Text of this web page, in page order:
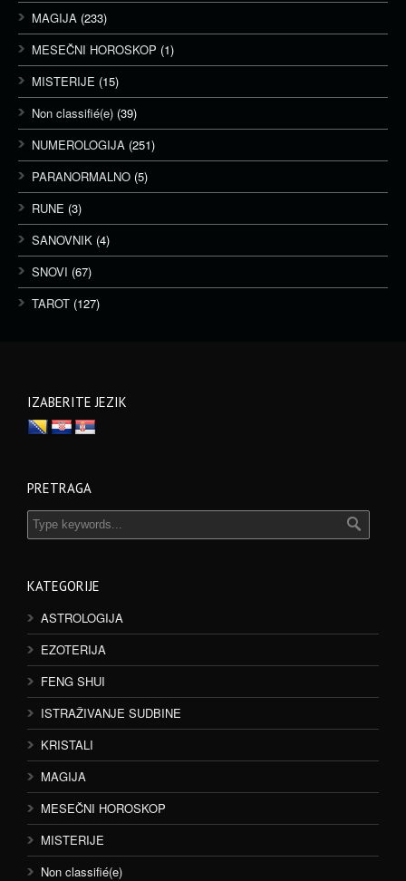
MAGIJA (233)
MESEČNI HOROSKOP (1)
MISTERIJE (15)
Non classifié(e) (39)
NUMEROLOGIJA (251)
PARANORMALNO (5)
RUNE (3)
SANOVNIK (4)
SNOVI (67)
TAROT (127)
IZABERITE JEZIK
PRETRAGA
KATEGORIJE
ASTROLOGIJA
EZOTERIJA
FENG SHUI
ISTRAŽIVANJE SUDBINE
KRISTALI
MAGIJA
MESEČNI HOROSKOP
MISTERIJE
Non classifié(e)